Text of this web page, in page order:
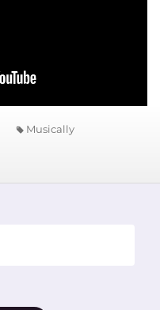
Musically